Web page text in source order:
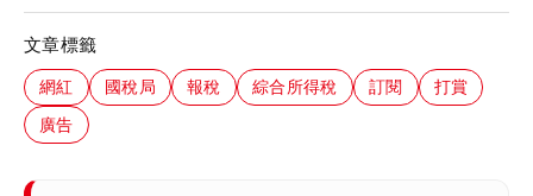
文章標籤
網紅 國稅局 報稅 綜合所得稅 訂閱
打賞
廣告